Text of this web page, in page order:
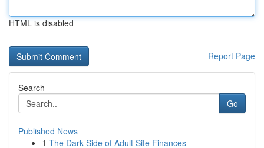
HTML is disabled
Report Page
Search
Go
Published News
1 The Dark Side of Adult Site Finances